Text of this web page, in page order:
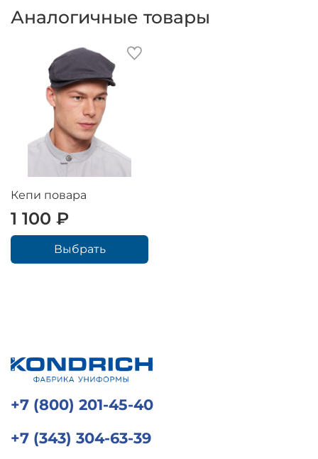
Аналогичные товары
Кепи повара
1 100 ₽
Выбрать
+7 (800) 201-45-40
+7 (343) 304-63-39